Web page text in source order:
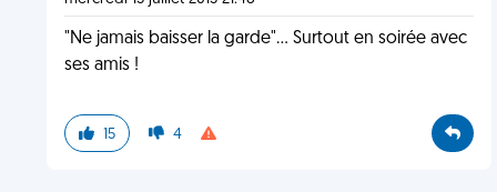
"Ne jamais baisser la garde"... Surtout en soirée avec
ses amis !
15 4